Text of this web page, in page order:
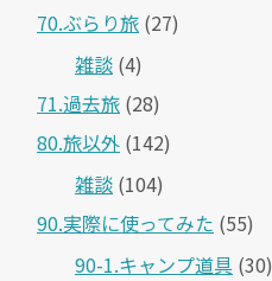
70.ぶらり旅 (27)
雑談 (4)
71.過去旅 (28)
80.旅以外 (142)
雑談 (104)
90.実際に使ってみた (55)
90-1.キャンプ道具 (30)